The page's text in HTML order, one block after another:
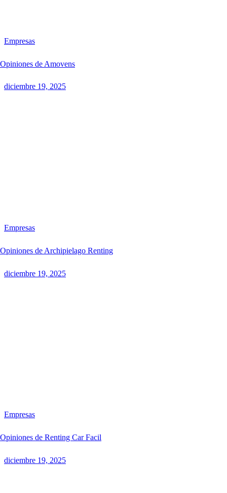
Empresas
Opiniones de Amovens
diciembre 19, 2025
Empresas
Opiniones de Archipielago Renting
diciembre 19, 2025
Empresas
Opiniones de Renting Car Facil
diciembre 19, 2025